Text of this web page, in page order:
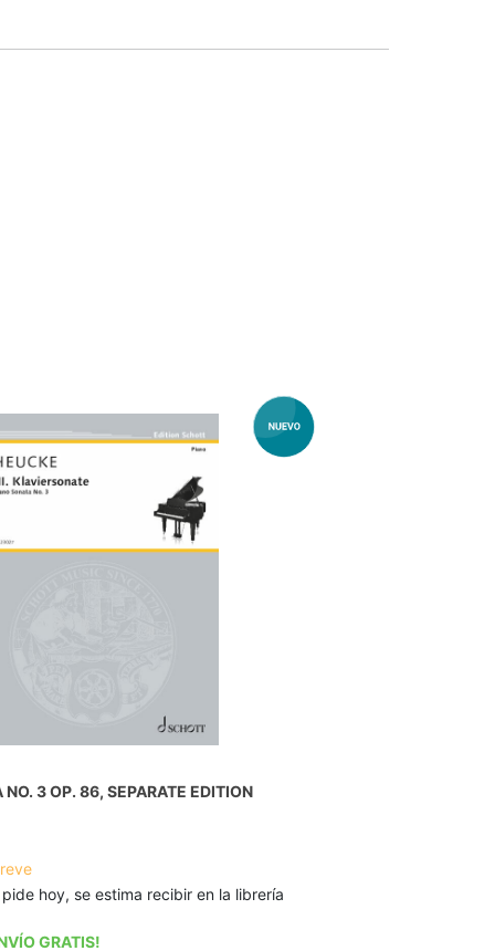
NO. 3 OP. 86, SEPARATE EDITION
hoy, se estima recibir en la librería
GRATIS!